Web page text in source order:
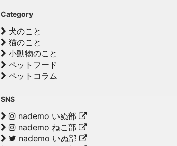
Category
犬のこと
猫のこと
小動物のこと
ペットフード
ペットコラム
SNS
nademo いぬ部
nademo ねこ部
nademo いぬ部